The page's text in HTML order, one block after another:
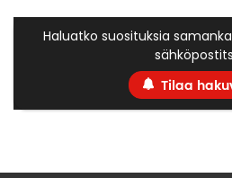
Haluatko suosituksia
Tilaa